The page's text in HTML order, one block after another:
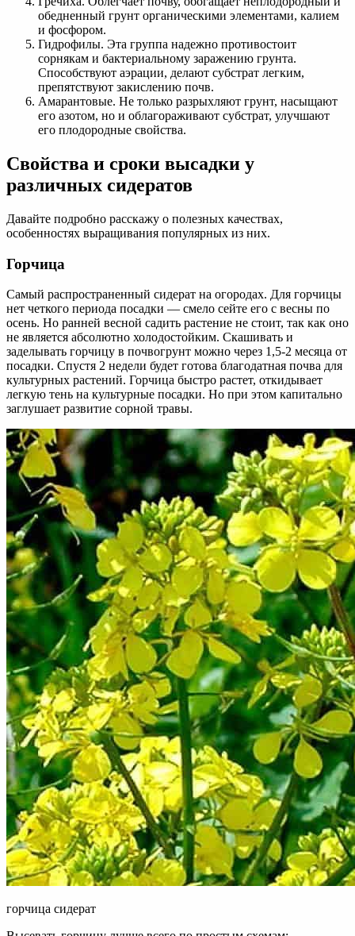
обедненный грунт органическими элементами, калием
и фосфором.
Гидрофилы. Эта группа надежно противостоит
сорнякам и бактериальному заражению грунта.
Способствуют аэрации, делают субстрат легким,
препятствуют закислению почв.
Амарантовые. Не только разрыхляют грунт, насыщают
его азотом, но и облагораживают субстрат, улучшают
его плодородные свойства.
Свойства и сроки высадки у
различных сидератов
Давайте подробно расскажу о полезных качествах,
особенностях выращивания популярных из них.
Горчица
Самый распространенный сидерат на огородах. Для горчицы
нет четкого периода посадки — смело сейте его с весны по
осень. Но ранней весной садить растение не стоит, так как оно
не является абсолютно холодостойким. Скашивать и
заделывать горчицу в почвогрунт можно через 1,5-2 месяца от
посадки. Спустя 2 недели будет готова благодатная почва для
культурных растений. Горчица быстро растет, откидывает
легкую тень на культурные посадки. Но при этом капитально
заглушает развитие сорной травы.
горчица сидерат